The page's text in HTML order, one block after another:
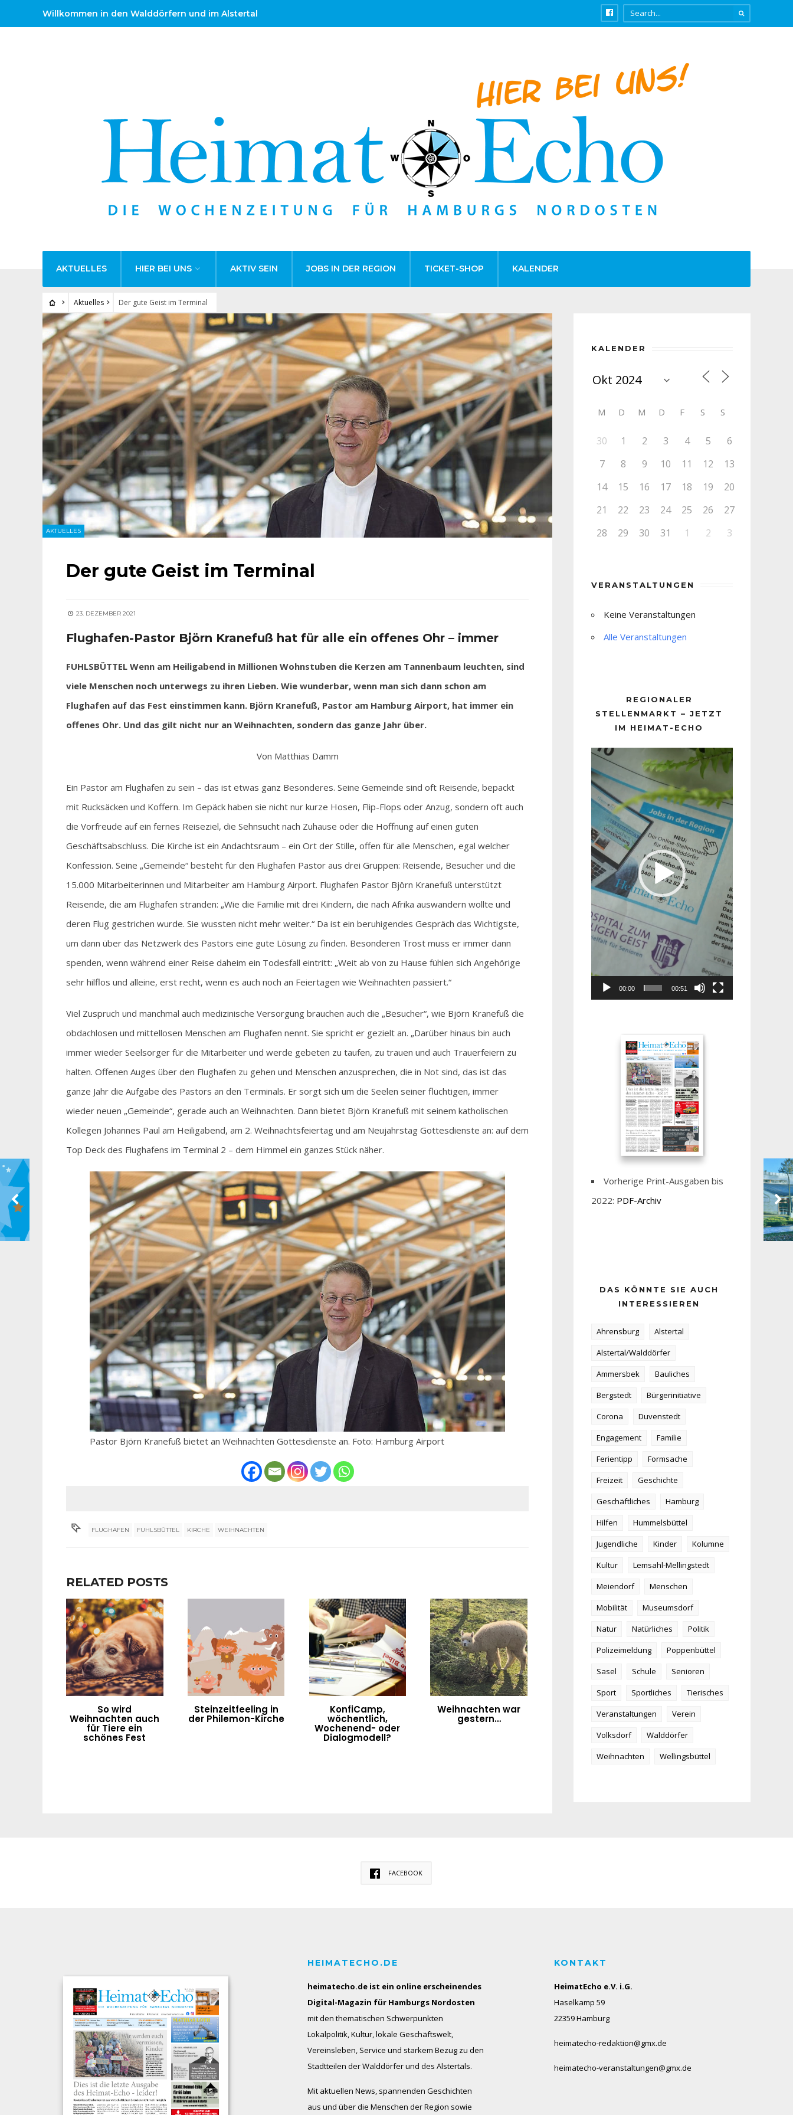
Willkommen in den Walddörfern und im Alstertal
AKTUELLES HIER BEI UNS AKTIV SEIN JOBS IN DER REGION TICKET-SHOP KALENDER
Aktuelles Der gute Geist im Terminal
AKTUELLES
Der gute Geist im Terminal
23. DEZEMBER 2021
Flughafen-Pastor Björn Kranefuß hat für alle ein offenes Ohr – immer
FUHLSBÜTTEL Wenn am Heiligabend in Millionen Wohnstuben die Kerzen am Tannenbaum leuchten, sind
viele Menschen noch unterwegs zu ihren Lieben. Wie wunderbar, wenn man sich dann schon am
Flughafen auf das Fest einstimmen kann. Björn Kranefuß, Pastor am Hamburg Airport, hat immer ein
offenes Ohr. Und das gilt nicht nur an Weihnachten, sondern das ganze Jahr über.
Von Matthias Damm
Ein Pastor am Flughafen zu sein – das ist etwas ganz Besonderes. Seine Gemeinde sind oft Reisende, bepackt
mit Rucksäcken und Koffern. Im Gepäck haben sie nicht nur kurze Hosen, Flip-Flops oder Anzug, sondern oft auch
die Vorfreude auf ein fernes Reiseziel, die Sehnsucht nach Zuhause oder die Hoffnung auf einen guten
Geschäftsabschluss. Die Kirche ist ein Andachtsraum – ein Ort der Stille, offen für alle Menschen, egal welcher
Konfession. Seine „Gemeinde“ besteht für den Flughafen Pastor aus drei Gruppen: Reisende, Besucher und die
15.000 Mitarbeiterinnen und Mitarbeiter am Hamburg Airport. Flughafen Pastor Björn Kranefuß unterstützt
Reisende, die am Flughafen stranden: „Wie die Familie mit drei Kindern, die nach Afrika auswandern wollte und
deren Flug gestrichen wurde. Sie wussten nicht mehr weiter.“ Da ist ein beruhigendes Gespräch das Wichtigste,
um dann über das Netzwerk des Pastors eine gute Lösung zu finden. Besonderen Trost muss er immer dann
spenden, wenn während einer Reise daheim ein Todesfall eintritt: „Weit ab von zu Hause fühlen sich Angehörige
sehr hilflos und alleine, erst recht, wenn es auch noch an Feiertagen wie Weihnachten passiert.“
Viel Zuspruch und manchmal auch medizinische Versorgung brauchen auch die „Besucher“, wie Björn Kranefuß die
obdachlosen und mittellosen Menschen am Flughafen nennt. Sie spricht er gezielt an. „Darüber hinaus bin auch
immer wieder Seelsorger für die Mitarbeiter und werde gebeten zu taufen, zu trauen und auch Trauerfeiern zu
halten. Offenen Auges über den Flughafen zu gehen und Menschen anzusprechen, die in Not sind, das ist das
ganze Jahr die Aufgabe des Pastors an den Terminals. Er sorgt sich um die Seelen seiner flüchtigen, immer
wieder neuen „Gemeinde“, gerade auch an Weihnachten. Dann bietet Björn Kranefuß mit seinem katholischen
Kollegen Johannes Paul am Heiligabend, am 2. Weihnachtsfeiertag und am Neujahrstag Gottesdienste an: auf dem
Top Deck des Flughafens im Terminal 2 – dem Himmel ein ganzes Stück näher.
Pastor Björn Kranefuß bietet an Weihnachten Gottesdienste an. Foto: Hamburg Airport
FLUGHAFEN FUHLSBÜTTEL KIRCHE WEIHNACHTEN
RELATED POSTS
So wird
Weihnachten auch
für Tiere ein
schönes Fest
Steinzeitfeeling in
der Philemon-Kirche
KonfiCamp,
wöchentlich,
Wochenend- oder
Dialogmodell?
Weihnachten war
gestern…
KALENDER
M D M D F S S
30 1 2 3 4 5
6
7
8 9 10 11 12
13
14
15 16 17 18 19
20
21
22 23 24 25 26
27
28
29 30 31 1 2 3
VERANSTALTUNGEN
Keine Veranstaltungen
Alle Veranstaltungen
REGIONALER
STELLENMARKT – JETZT
IM HEIMAT-ECHO
Player
00:00 00:51
Vorherige Print-Ausgaben bis
2022: PDF-Archiv
DAS KÖNNTE SIE AUCH
INTERESSIEREN
Ahrensburg
Alstertal
Alstertal/Walddörfer
Ammersbek
Bauliches
Bergstedt
Bürgerinitiative
Corona
Duvenstedt
Engagement
Familie
Ferientipp
Formsache
Freizeit
Geschichte
Geschäftliches
Hamburg
Hilfen
Hummelsbüttel
Jugendliche
Kinder
Kolumne
Kultur
Lemsahl-Mellingstedt
Meiendorf
Menschen
Mobilität
Museumsdorf
Natur
Natürliches
Politik
Polizeimeldung
Poppenbüttel
Sasel
Schule
Senioren
Sport
Sportliches
Tierisches
Veranstaltungen
Verein
Volksdorf
Walddörfer
Weihnachten
Wellingsbüttel
FACEBOOK
HEIMATECHO.DE
heimatecho.de ist ein online erscheinendes
Digital-Magazin für Hamburgs Nordosten
mit den thematischen Schwerpunkten
Lokalpolitik, Kultur, lokale Geschäftswelt,
Vereinsleben, Service und starkem Bezug zu den
Stadtteilen der Walddörfer und des Alstertals.
Mit aktuellen News, spannenden Geschichten
aus und über die Menschen der Region sowie
KONTAKT
HeimatEcho e.V. i.G.
Haselkamp 59
22359 Hamburg
heimatecho-redaktion@gmx.de
heimatecho-veranstaltungen@gmx.de